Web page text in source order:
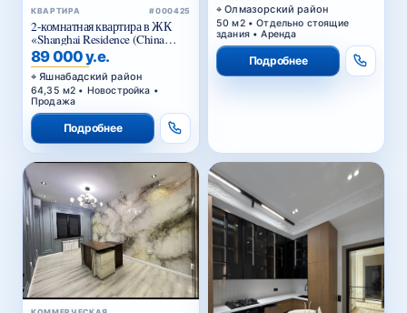
КВАРТИРА #000425
2-комнатная квартира в ЖК
«Shanghai Residence (China
House)»
89 000 у.е.
Яшнабадский район
64,35 м2 • Новостройка •
Продажа
Подробнее
Олмазорский район
50 м2 • Отдельно стоящие
здания • Аренда
Подробнее